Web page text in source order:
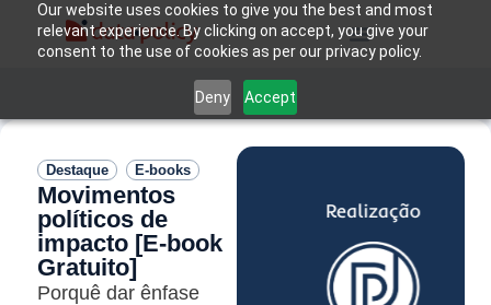
Our website uses cookies to give you the best and most
relevant experience. By clicking on accept, you give your
consent to the use of cookies as per our privacy policy.
Deny Accept
Destaque E-books
Movimentos
políticos de
impacto [E-book
Gratuito]
Porquê dar ênfase